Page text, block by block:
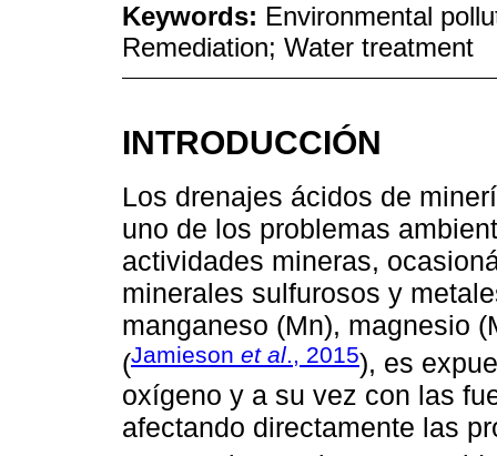
Keywords: Environmental
Remediation; Water treatment
INTRODUCCIÓN
Los drenajes ácidos de
uno de los problemas
actividades mineras,
minerales sulfurosos y
manganeso (Mn), magnesio
(Jamieson et al ., 2015), es
oxígeno y a su vez con las
afectando directamente las